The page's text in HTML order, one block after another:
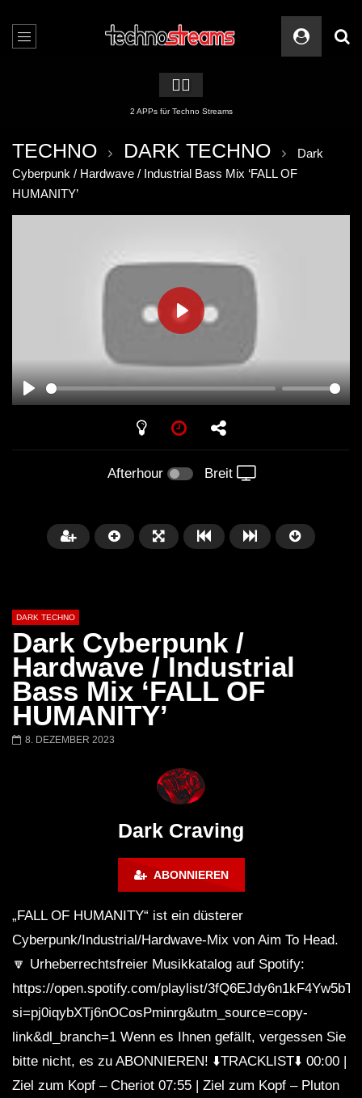
🏳️‍🌈
2 APPs für Techno Streams
TECHNO DARK TECHNO
Dark
Cyberpunk / Hardwave / Industrial Bass Mix ‘FALL OF
HUMANITY’
PLAY
PLAY
Afterhour Breit
Später
01:29:06
FANTASM @ BLACKWORKS
WEEKEND FESTIVAL –
DARK TECHNO
Dark Cyberpunk /
Hardwave / Industrial
Bass Mix ‘FALL OF
HUMANITY’
8. DEZEMBER 2023
Dark Craving
ABONNIEREN
„FALL OF HUMANITY“ ist ein düsterer
Cyberpunk/Industrial/Hardwave-Mix von Aim To Head.
🔽 Urheberrechtsfreier Musikkatalog auf Spotify:
https://open.spotify.com/playlist/
si=pj0iqybXTj6nOCosPminrg&utm_source=copy-
link&dl_branch=1 Wenn es Ihnen gefällt, vergessen Sie
bitte nicht, es zu ABONNIEREN! ⬇️TRACKLIST⬇️ 00:00 |
Ziel zum Kopf – Cheriot 07:55 | Ziel zum Kopf – Pluton